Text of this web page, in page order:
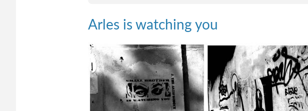
Arles is watching you